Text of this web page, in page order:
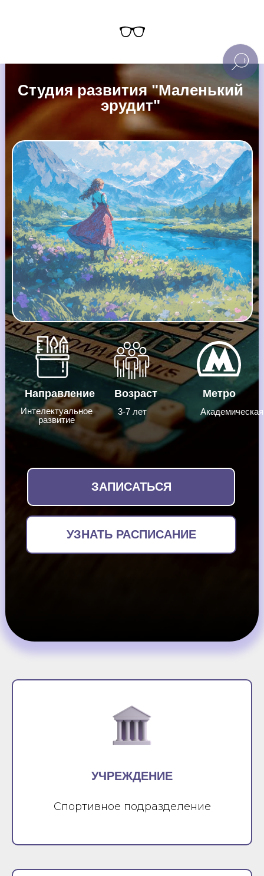
Студия развития "Маленький
эрудит"
Направление
Интелектуальное
развитие
Возраст
3-7 лет
Метро
Академическая
УЗНАТЬ РАСПИСАНИЕ
ЗАПИСАТЬСЯ
УЧРЕЖДЕНИЕ
Спортивное подразделение